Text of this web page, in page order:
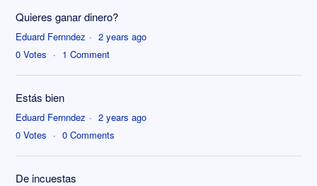
Quieres ganar dinero?
Eduard Fernndez
2 years ago
0 Votes 1 Comment
Estás bien
Eduard Fernndez
2 years ago
0 Votes 0 Comments
De incuestas